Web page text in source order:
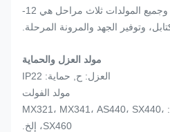
التسلسلي دلتا متاحة، وجميع المولدات ثلاث مراحل هي 12-
وتوفير الجهد والمرونة المرحلة.
مولد العزل والحماية
العزل: ح, حماية: IP22
مولد الفولت
النموذج نستخدمها بما في ذلك: MX321، MX341، AS440، SX440،
SX460، إلخ.